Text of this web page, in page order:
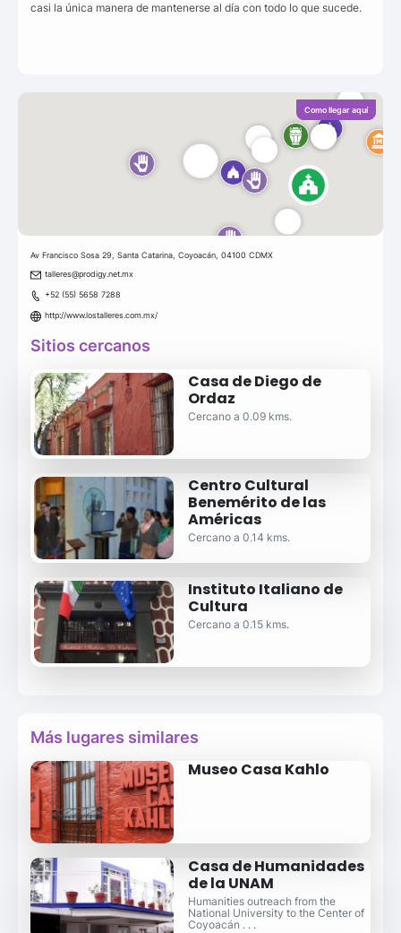
casi la única manera de mantenerse al día con todo lo que sucede.
Como llegar aquí
Av Francisco Sosa 29, Santa Catarina, Coyoacán, 04100 CDMX
talleres@prodigy.net.mx
+52 (55) 5658 7288
http://www.lostalleres.com.mx/
Sitios cercanos
Casa de Diego de
Ordaz
Cercano a 0.09 kms.
Centro Cultural
Benemérito de las
Américas
Cercano a 0.14 kms.
Instituto Italiano de
Cultura
Cercano a 0.15 kms.
Más lugares similares
Museo Casa Kahlo
Casa de Humanidades
de la UNAM
Humanities outreach from the
National University to the Center of
Coyoacán . . .